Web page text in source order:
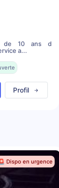
de 10 ans d
a...
Profil
Dispo en urgence